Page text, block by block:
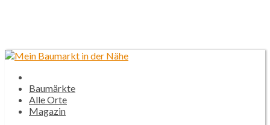
Baumärkte
Alle Orte
Magazin